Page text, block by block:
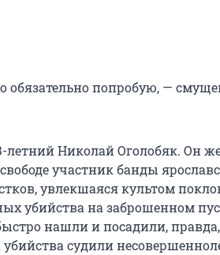
обязательно попробую, —
летний Николай Оголобяк. Он
участник банды
увлекшаяся культом
убийства на заброшенном
нашли и посадили,
убийства судили